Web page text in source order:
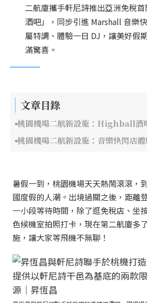
二航廈攜手軒尼詩推出亞洲免稅
酒吧」，同步引進 Marshall 音樂
屬特調、體驗一日 DJ，讓美好假
滿驚喜。
文章目錄
桃園機場二航新設施：Highball酒
桃園機場二航新設施：音樂快閃店
暑假一到，桃園機場天天熱鬧滾滾，
國度假的人潮。出境過關之後，距離
一小段等待時間，除了逛免稅店、坐
色候機室拍照打卡，現在第二航廈多
施，讓大家等飛機不無聊！